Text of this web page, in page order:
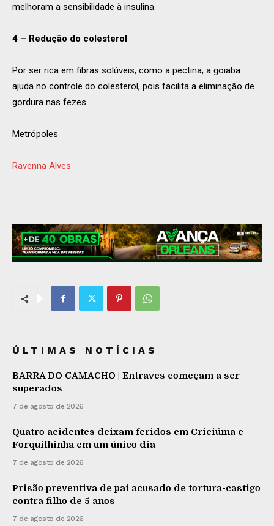
melhoram a sensibilidade à insulina.
4 – Redução do colesterol
Por ser rica em fibras solúveis, como a pectina, a goiaba
ajuda no controle do colesterol, pois facilita a eliminação de
gordura nas fezes.
Metrópoles
Ravenna Alves
ÚLTIMAS NOTÍCIAS
BARRA DO CAMACHO | Entraves começam a ser
superados
7 de agosto de 2026
Quatro acidentes deixam feridos em Criciúma e
Forquilhinha em um único dia
7 de agosto de 2026
Prisão preventiva de pai acusado de tortura-castigo
contra filho de 5 anos
7 de agosto de 2026